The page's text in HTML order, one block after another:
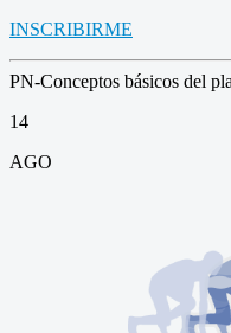
INSCRIBIRME
PN-Conceptos básicos del
14
AGO